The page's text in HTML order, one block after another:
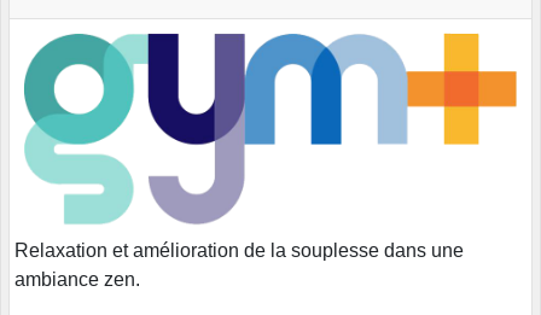
Relaxation et amélioration de la souplesse dans une
ambiance zen.